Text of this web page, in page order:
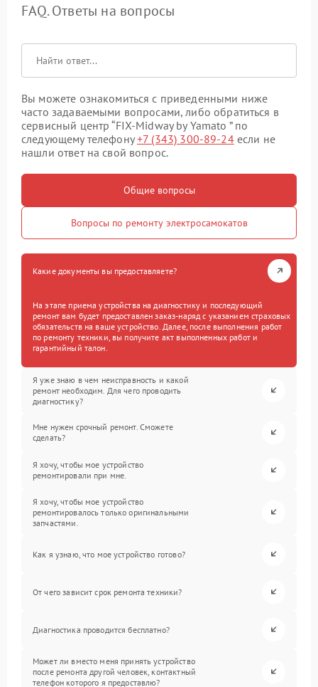
FAQ. Ответы на вопросы
Вы можете ознакомиться с приведенными ниже
часто задаваемыми вопросами, либо обратиться в
сервисный центр “FIX-Midway by Yamato ” по
следующему телефону+7 (343) 300-89-24если не
нашли ответ на свой вопрос.
Общие вопросы
Вопросы по ремонту электросамокатов
Какие документы вы предоставляете?
На этапе приема устройства на диагностику и последующий
ремонт вам будет предоставлен заказ-наряд с указанием страховых
обязательств на ваше устройство. Далее, после выполнения работ
по ремонту техники, вы получите акт выполненных работ и
гарантийный талон.
Я уже знаю в чем неисправность и какой
ремонт необходим. Для чего проводить
диагностику?
Мне нужен срочный ремонт. Сможете
сделать?
Я хочу, чтобы мое устройство
ремонтировали при мне.
Я хочу, чтобы мое устройство
ремонтировалось только оригинальными
запчастями.
Как я узнаю, что мое устройство готово?
От чего зависит срок ремонта техники?
Диагностика проводится бесплатно?
Может ли вместо меня принять устройство
после ремонта другой человек, контактный
телефон которого я предоставлю?